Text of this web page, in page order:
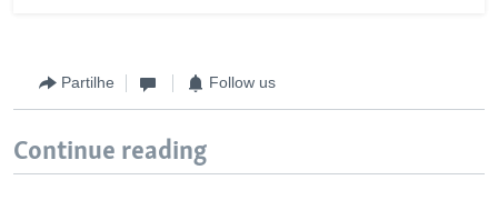
Partilhe Follow us
Continue reading